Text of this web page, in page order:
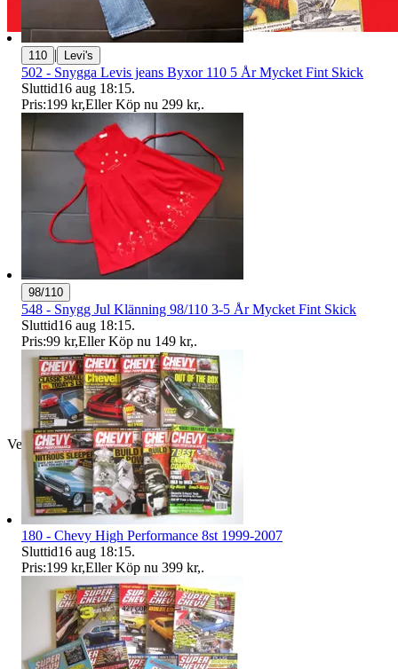
Verifierad
110 | Levi's
502 - Snygga Levis jeans Byxor 110 5 År Mycket Fint Skick
Sluttid16 aug 18:15.
Pris:199 kr,Eller Köp nu 299 kr,.
98/110
548 - Snygg Jul Klänning 98/110 3-5 År Mycket Fint Skick
Sluttid16 aug 18:15.
Pris:99 kr,Eller Köp nu 149 kr,.
180 - Chevy High Performance 8st 1999-2007
Sluttid16 aug 18:15.
Pris:199 kr,Eller Köp nu 399 kr,.